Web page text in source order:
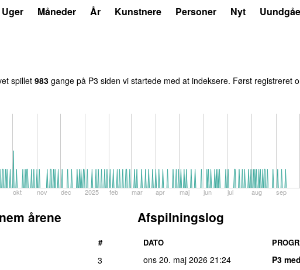
Uger Måneder År Kunstnere Personer Nyt
spillet 983 gange på P3 siden vi startede med at indeksere. Først registreret
okt nov dec 2025 feb mar apr maj jun jul aug sep
årene
#
3
Afspilningslog
DATO
ons 20. maj 2026 21:24
P3